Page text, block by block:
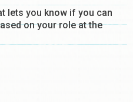
lets you know if you can
on your role at the